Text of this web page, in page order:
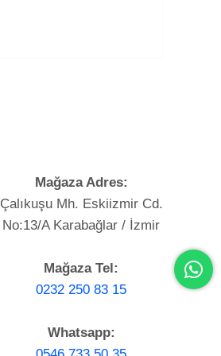
Mağaza Adres:
Çalıkuşu Mh. Eskiizmir Cd.
No:13/A Karabağlar / İzmir
Mağaza Tel:
0232 250 83 15
Whatsapp: